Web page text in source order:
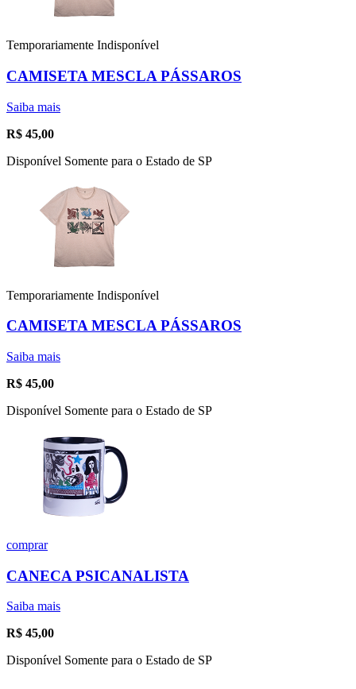
Temporariamente Indisponível
CAMISETA MESCLA PÁSSAROS
Saiba mais
R$ 45,00
Disponível Somente para o Estado de SP
Temporariamente Indisponível
CAMISETA MESCLA PÁSSAROS
Saiba mais
R$ 45,00
Disponível Somente para o Estado de SP
comprar
CANECA PSICANALISTA
Saiba mais
R$ 45,00
Disponível Somente para o Estado de SP